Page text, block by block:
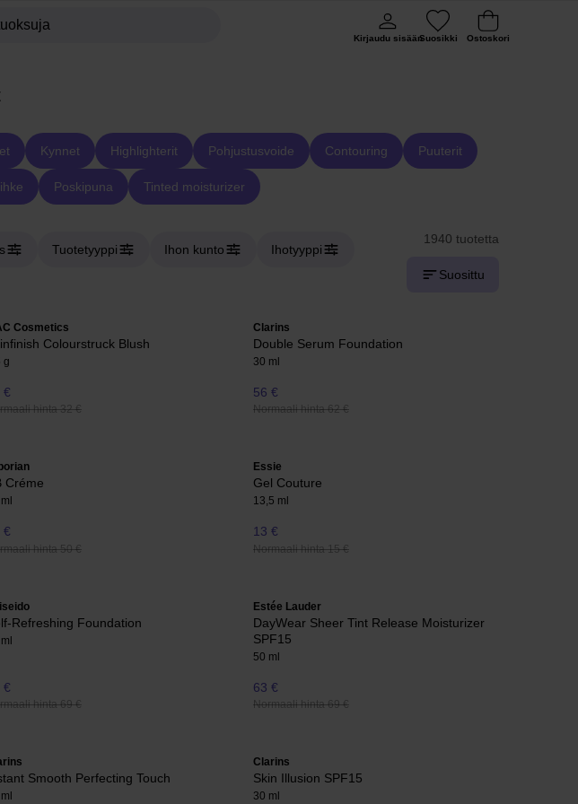
Kirjaudu sisäänSuosikki Ostoskori
Kynnet Highlighterit Pohjustusvoide Contouring Puuterit
Poskipuna Tinted moisturizer
Tuotetyyppi Ihon kunto Ihotyyppi
1940 tuotetta
Suosittu
Cosmetics
Colourstruck Blush
g
€
hinta 32 €
Clarins
Double Serum Foundation
30 ml
56 €
Normaali hinta 62 €
Créme
€
hinta 50 €
Essie
Gel Couture
13,5 ml
13 €
Normaali hinta 15 €
Refreshing Foundation
€
hinta 69 €
Estée Lauder
DayWear Sheer Tint Release Moisturizer
SPF15
50 ml
63 €
Normaali hinta 69 €
Smooth Perfecting Touch
Clarins
Skin Illusion SPF15
30 ml